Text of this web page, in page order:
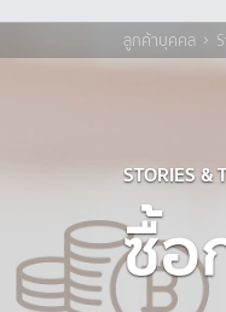
ลูกค้าบุคคล
STORIES &
ซื้อ